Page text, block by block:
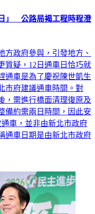
」 公路局揭工程時程澄
方政府參與，引發地方、
質疑，12日通車日恰巧就
通車是為了慶祝陳世凱生
市府建議通車時間。對
，需進行橋面清理復原及
備約需兩日時間，因此安
車，並非由新北市政府
通車日期是由新北市政府